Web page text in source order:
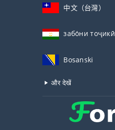
中文（台灣）
забо́ни тоҷикӣ́
Bosanski
और देखें